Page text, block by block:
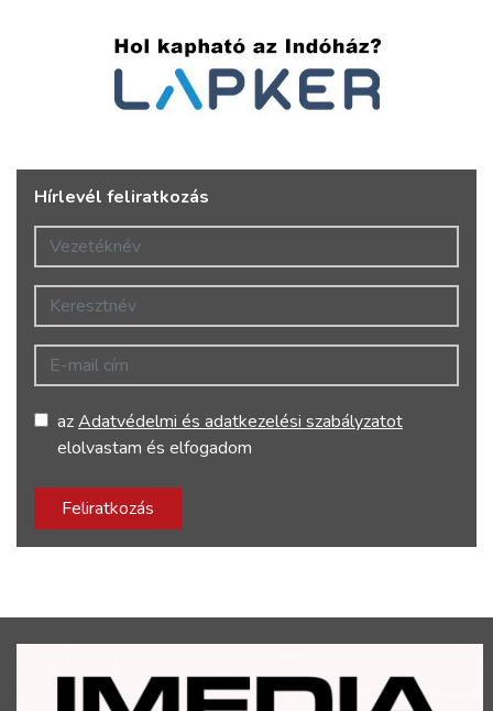
Hírlevél feliratkozás
Vezetéknév
Keresztnév
E-mail cím
azAdatvédelmi és adatkezelési szabályzatot
elolvastam és elfogadom
Feliratkozás